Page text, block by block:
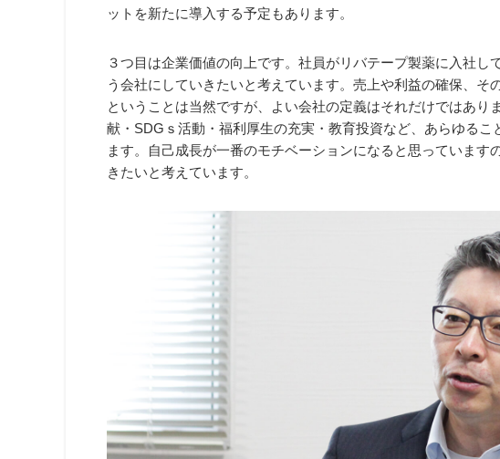
ットを新たに導入する予定もあります。
３つ目は企業価値の向上です。社員がリバテープ製薬に入社し
う会社にしていきたいと考えています。売上や利益の確保、そ
ということは当然ですが、よい会社の定義はそれだけではあり
献・SDGｓ活動・福利厚生の充実・教育投資など、あらゆるこ
ます。自己成長が一番のモチベーションになると思っています
きたいと考えています。